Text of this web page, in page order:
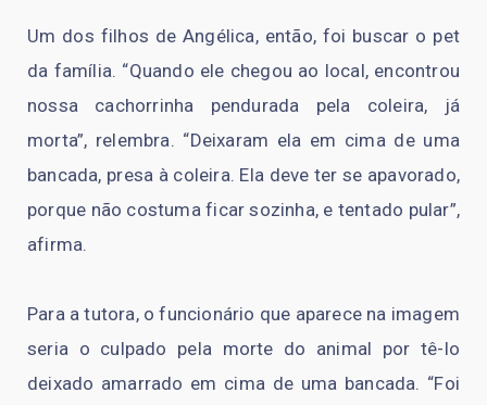
Um dos filhos de Angélica, então, foi buscar o pet
da família. “Quando ele chegou ao local, encontrou
nossa cachorrinha pendurada pela coleira, já
morta”, relembra. “Deixaram ela em cima de uma
bancada, presa à coleira. Ela deve ter se apavorado,
porque não costuma ficar sozinha, e tentado pular”,
afirma.
Para a tutora, o funcionário que aparece na imagem
seria o culpado pela morte do animal por tê-lo
deixado amarrado em cima de uma bancada. “Foi